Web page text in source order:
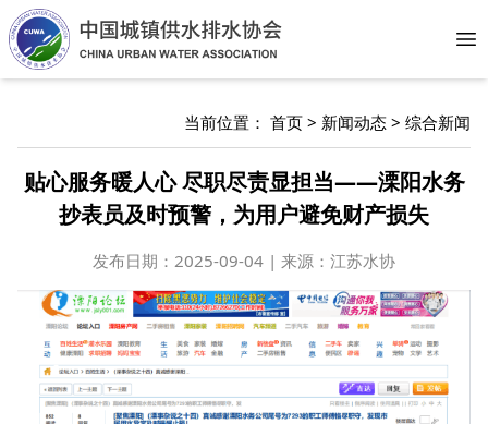
当前位置： 首页 > 新闻动态 > 综合新闻
贴心服务暖人心 尽职尽责显担当——溧阳水务
抄表员及时预警，为用户避免财产损失
发布日期： 2025-09-04 | 来源：江苏水协